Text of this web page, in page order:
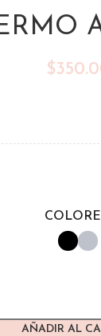
$
AÑADIR AL